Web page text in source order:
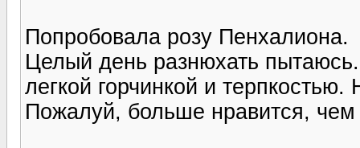
Попробовала розу Пенхалиона.
Целый день разнюхать
легкой горчинкой и терпкостью.
Пожалуй, больше нравится, чем